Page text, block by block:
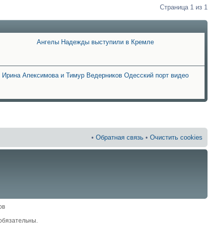
Страница 1 из 1
Ангелы Надежды выступили в Кремле
Ирина Апексимова и Тимур Ведерников Одесский порт видео
• Обратная связь • Очистить cookies